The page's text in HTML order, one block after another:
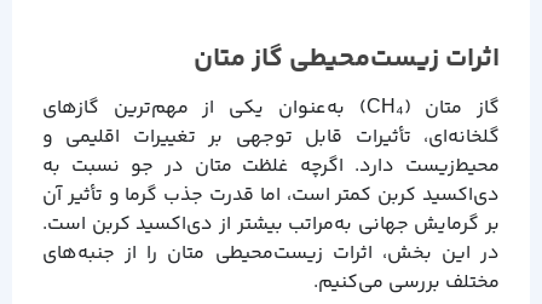
اثرات زیست‌محیطی گاز متان
گاز متان (CH₄) به‌عنوان یکی از مهم‌ترین گازهای
گلخانه‌ای، تأثیرات قابل توجهی بر تغییرات اقلیمی و
محیط‌زیست دارد. اگرچه غلظت متان در جو نسبت به
دی‌اکسید کربن کمتر است، اما قدرت جذب گرما و تأثیر آن
بر گرمایش جهانی به‌مراتب بیشتر از دی‌اکسید کربن است.
در این بخش، اثرات زیست‌محیطی متان را از جنبه‌های
مختلف بررسی می‌کنیم.